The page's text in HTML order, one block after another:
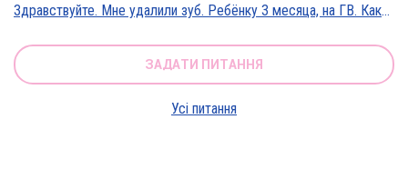
Здравствуйте. Мне удалили зуб. Ребёнку 3 месяца, на ГВ. Какие антибиотики можно принимать? Спасибо
ЗАДАТИ ПИТАННЯ
Усі питання